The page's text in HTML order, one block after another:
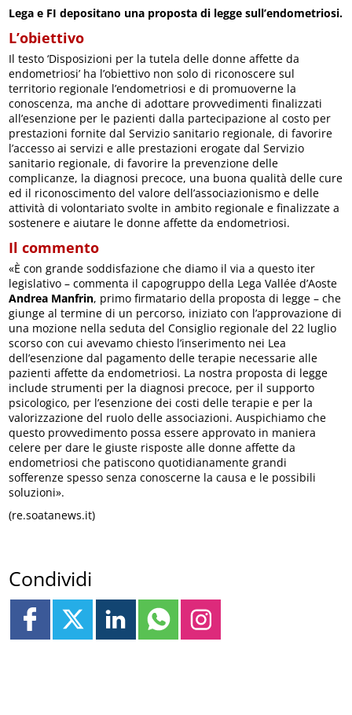
Lega e FI depositano una proposta di legge sull’endometriosi.
L’obiettivo
Il testo ‘Disposizioni per la tutela delle donne affette da
endometriosi’ ha l’obiettivo non solo di riconoscere sul
territorio regionale l’endometriosi e di promuoverne la
conoscenza, ma anche di adottare provvedimenti finalizzati
all’esenzione per le pazienti dalla partecipazione al costo per
prestazioni fornite dal Servizio sanitario regionale, di favorire
l’accesso ai servizi e alle prestazioni erogate dal Servizio
sanitario regionale, di favorire la prevenzione delle
complicanze, la diagnosi precoce, una buona qualità delle cure
ed il riconoscimento del valore dell’associazionismo e delle
attività di volontariato svolte in ambito regionale e finalizzate a
sostenere e aiutare le donne affette da endometriosi.
Il commento
«È con grande soddisfazione che diamo il via a questo iter
legislativo – commenta il capogruppo della Lega Vallée d’Aoste
Andrea Manfrin, primo firmatario della proposta di legge – che
giunge al termine di un percorso, iniziato con l’approvazione di
una mozione nella seduta del Consiglio regionale del 22 luglio
scorso con cui avevamo chiesto l’inserimento nei Lea
dell’esenzione dal pagamento delle terapie necessarie alle
pazienti affette da endometriosi. La nostra proposta di legge
include strumenti per la diagnosi precoce, per il supporto
psicologico, per l’esenzione dei costi delle terapie e per la
valorizzazione del ruolo delle associazioni. Auspichiamo che
questo provvedimento possa essere approvato in maniera
celere per dare le giuste risposte alle donne affette da
endometriosi che patiscono quotidianamente grandi
sofferenze spesso senza conoscerne la causa e le possibili
soluzioni».
(re.soatanews.it)
Condividi